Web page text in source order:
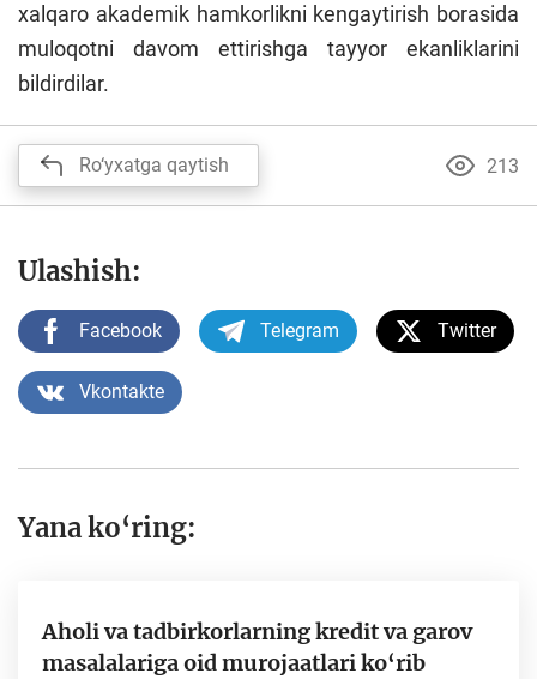
xalqaro akademik hamkorlikni kengaytirish borasida
muloqotni davom ettirishga tayyor ekanliklarini
bildirdilar.
Ro‘yxatga qaytish 213
Ulashish:
Facebook Telegram Twitter
Vkontakte
Yana ko‘ring:
Aholi va tadbirkorlarning kredit va garov
masalalariga oid murojaatlari ko‘rib